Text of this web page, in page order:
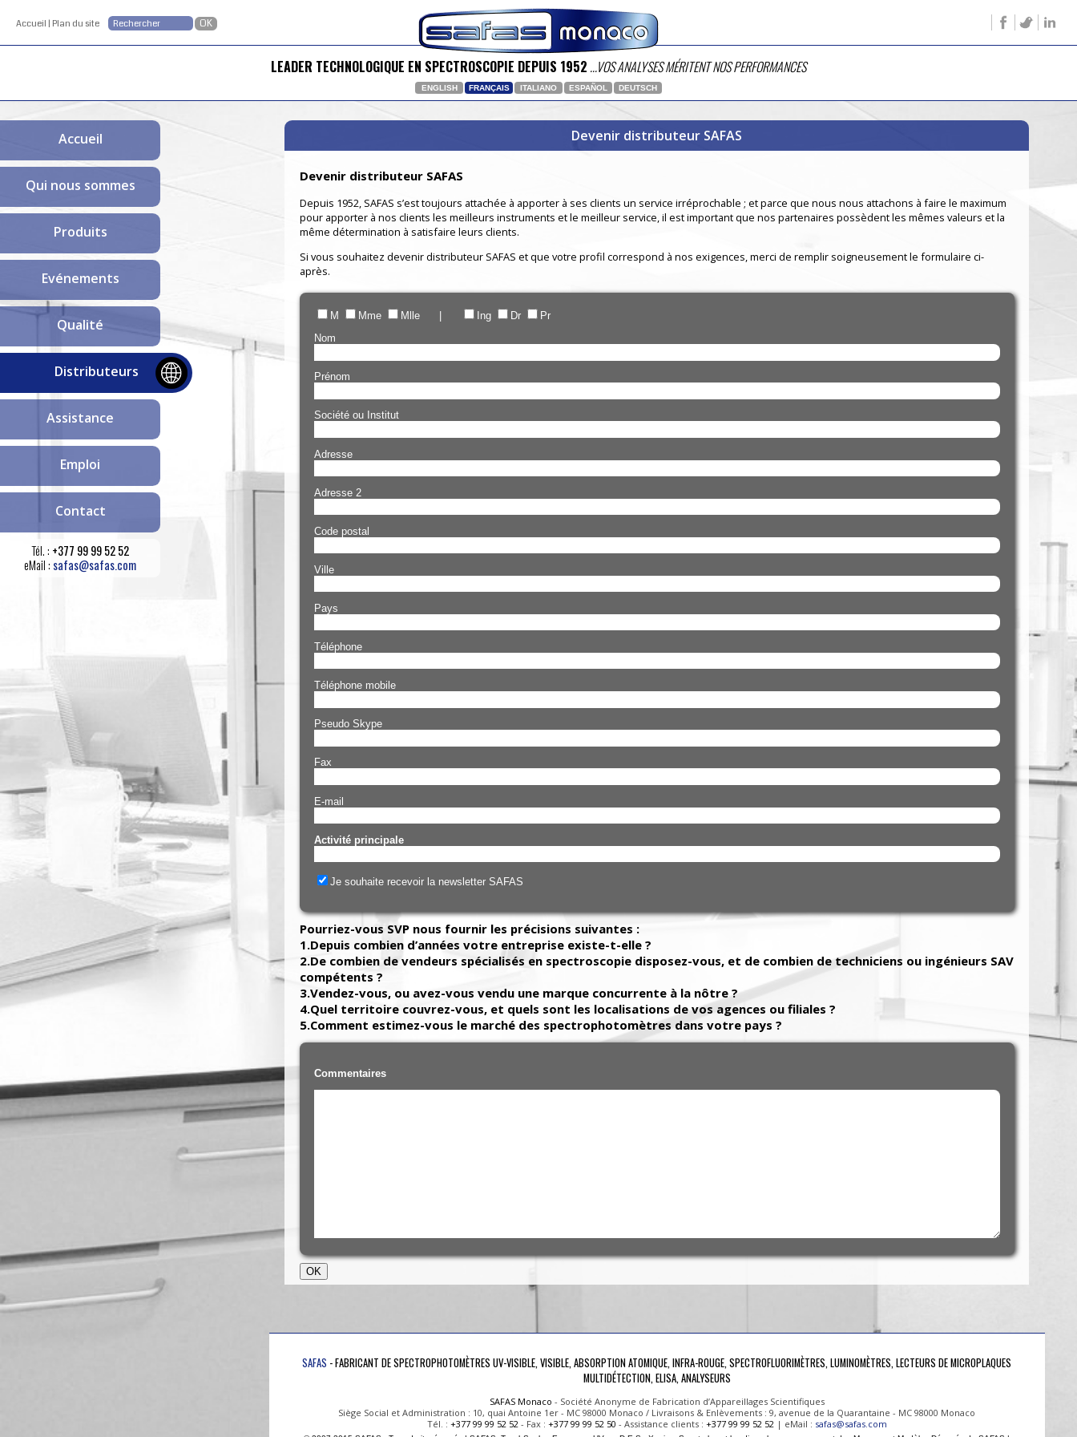
Accueil | Plan du site
LEADER TECHNOLOGIQUE EN SPECTROSCOPIE DEPUIS 1952 ...VOS ANALYSES MÉRITENT NOS PERFORMANCES
ENGLISH FRANÇAIS ITALIANO ESPAÑOL DEUTSCH
Accueil
Qui nous sommes
Produits
Evénements
Qualité
Distributeurs
Assistance
Emploi
Contact
Tél. : +377 99 99 52 52
eMail : safas@safas.com
Devenir distributeur SAFAS
Devenir distributeur SAFAS
Depuis 1952, SAFAS s’est toujours attachée à apporter à ses clients un service irréprochable ; et parce que nous nous attachons à faire le maximum
pour apporter à nos clients les meilleurs instruments et le meilleur service, il est important que nos partenaires possèdent les mêmes valeurs et la
même détermination à satisfaire leurs clients.
Si vous souhaitez devenir distributeur SAFAS et que votre profil correspond à nos exigences, merci de remplir soigneusement le formulaire ci-
après.
M Mme Mlle | Ing Dr
Pr
Nom
Prénom
Société ou Institut
Adresse
Adresse 2
Code postal
Ville
Pays
Téléphone
Téléphone mobile
Pseudo Skype
Fax
E-mail
Activité principale
Je souhaite recevoir la newsletter SAFAS
Pourriez-vous SVP nous fournir les précisions suivantes :
1.Depuis combien d’années votre entreprise existe-t-elle ?
2.De combien de vendeurs spécialisés en spectroscopie disposez-vous, et de combien de techniciens ou ingénieurs SAV
compétents ?
3.Vendez-vous, ou avez-vous vendu une marque concurrente à la nôtre ?
4.Quel territoire couvrez-vous, et quels sont les localisations de vos agences ou filiales ?
5.Comment estimez-vous le marché des spectrophotomètres dans votre pays ?
Commentaires
SAFAS - FABRICANT DE SPECTROPHOTOMÈTRES UV-VISIBLE, VISIBLE, ABSORPTION ATOMIQUE, INFRA-ROUGE, SPECTROFLUORIMÈTRES, LUMINOMÈTRES, LECTEURS DE MICROPLAQUES
MULTIDÉTECTION, ELISA, ANALYSEURS
SAFAS Monaco - Société Anonyme de Fabrication d’Appareillages Scientifiques
Siège Social et Administration : 10, quai Antoine 1er - MC 98000 Monaco / Livraisons & Enlèvements : 9, avenue de la Quarantaine - MC 98000 Monaco
Tél. : +377 99 99 52 52 - Fax : +377 99 99 52 50 - Assistance clients : +377 99 99 52 52 | eMail : safas@safas.com